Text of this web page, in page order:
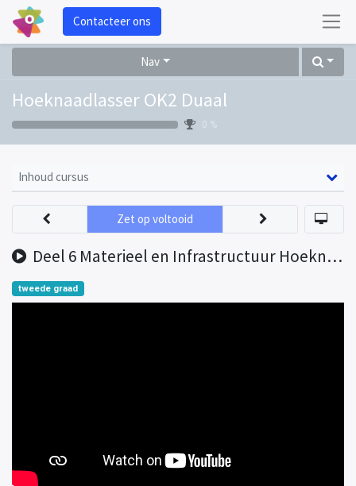
Contacteer ons
Nav
Hoeknaadlasser OK2 Duaal
0 %
Inhoud cursus
Deel 6 Materieel en Infrastructuur Hoeknaadlasser OK2
Zet op voltooid
tweede graad